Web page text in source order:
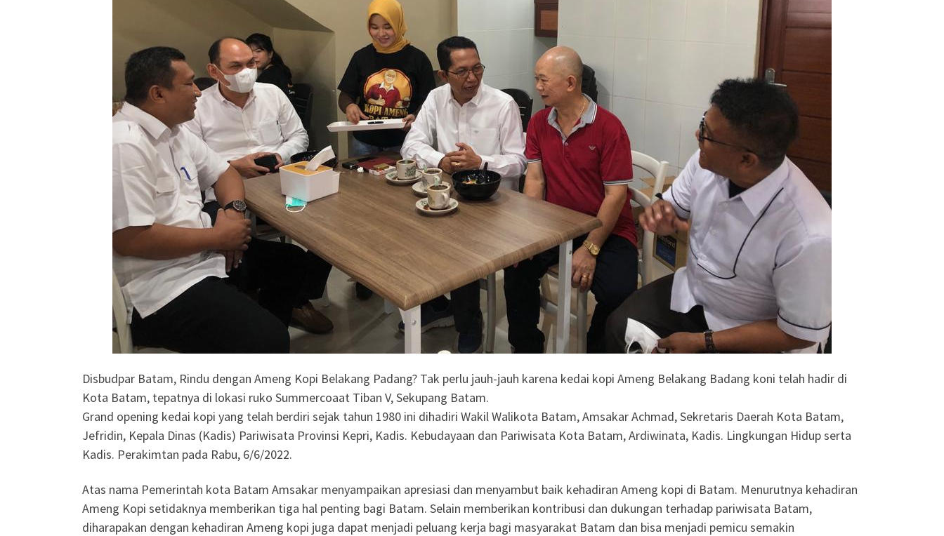
Disbudpar Batam, Rindu dengan Ameng Kopi Belakang Padang? Tak perlu jauh-jauh karena kedai kopi Ameng Belakang Badang koni telah hadir di
Kota Batam, tepatnya di lokasi ruko Summercoaat Tiban V, Sekupang Batam.
Grand opening kedai kopi yang telah berdiri sejak tahun 1980 ini dihadiri Wakil Walikota Batam, Amsakar Achmad, Sekretaris Daerah Kota Batam,
Jefridin, Kepala Dinas (Kadis) Pariwisata Provinsi Kepri, Kadis. Kebudayaan dan Pariwisata Kota Batam, Ardiwinata, Kadis. Lingkungan Hidup serta
Kadis. Perakimtan pada Rabu, 6/6/2022.
Atas nama Pemerintah kota Batam Amsakar menyampaikan apresiasi dan menyambut baik kehadiran Ameng kopi di Batam. Menurutnya kehadiran
Ameng Kopi setidaknya memberikan tiga hal penting bagi Batam. Selain memberikan kontribusi dan dukungan terhadap pariwisata Batam,
diharapakan dengan kehadiran Ameng kopi juga dapat menjadi peluang kerja bagi masyarakat Batam dan bisa menjadi pemicu semakin